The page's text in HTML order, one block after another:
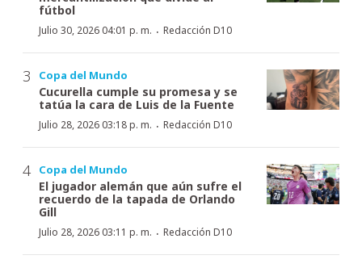
fútbol
Julio 30, 2026 04:01 p. m. · Redacción D10
Copa del Mundo
Cucurella cumple su promesa y se
tatúa la cara de Luis de la Fuente
Julio 28, 2026 03:18 p. m. · Redacción D10
Copa del Mundo
El jugador alemán que aún sufre el
recuerdo de la tapada de Orlando
Gill
Julio 28, 2026 03:11 p. m. · Redacción D10